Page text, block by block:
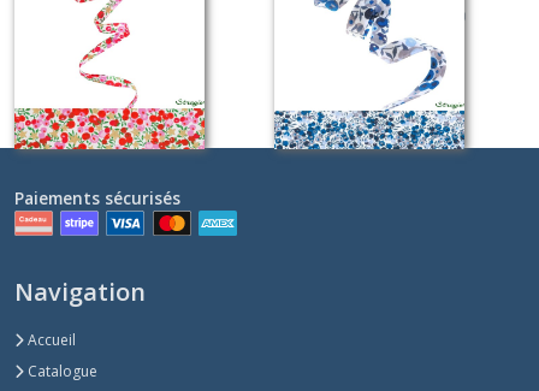
rouge et doré
Sur demande
Curaçao (bleu)
Sur demande
Paiements sécurisés
Navigation
Accueil
Catalogue